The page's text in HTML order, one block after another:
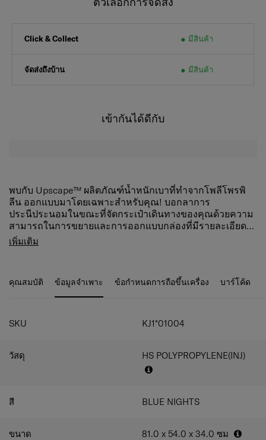
Click & Collect มีสินค้า
จัดส่งถึงบ้าน มีสินค้า
เข้ากันได้ดีกับ
พบกับ Upscape™ ผลิตภัณฑ์น้ำหนักเบาที่ทำจากโพลีโพรพิ
ลีน ออกแบบมาโดยเฉพาะสำหรับคุณ! บอกลาการ
ประนีประนอมในขณะที่จัดกระเป๋าเดินทางของคุณด้วยความ
สามารถในการขยายและการออกแบบกล่องที่มีรายละเอียดสี
เงิน เพลิดเพลินกับการเดินทางที่ไร้กังวลด้วยคุณสมบัติ
มากมาย เช่น ล้อกันสะเทือน ที่จับท่อคู่ และตัวล็อค TSA®* ใน
จากขวดพลาสติก PET รีไซเคิลนั้นมีความพิเศษเพียงเล็กน้อย
เท่านั้น การตกแต่งภายในที่ใช้งานได้จริงประกอบด้วยตัวแบ่ง
คุณสมบัติสินค้า
เส้นซิปแบบกลับด้าน
สามารถขยายขนาดเพื่อเพิ่มความจุได้
สายรัดกระเป๋าในช่องด้านล่าง
เพิ่มเติม
คุณสมบัติ ข้อมูลจำเพาะ ข้อกำหนดการถือขึ้นเครื่อง บาร์โค้ด
SKU KJ1*01004
วัสดุ HS POLYPROPYLENE(INJ)
สี BLUE NIGHTS
ขนาด 81.0 x 54.0 x 34.0 ซม